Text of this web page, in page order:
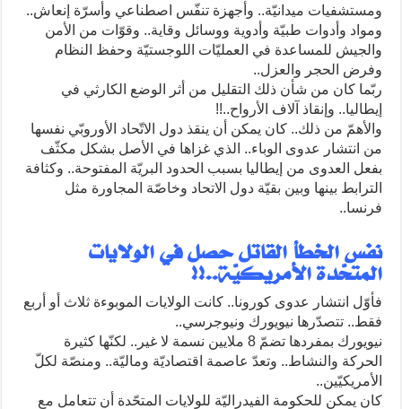
ومستشفيات ميدانيّة.. وأجهزة تنفّس اصطناعي وأسرّة إنعاش..
ومواد وأدوات طبيّة وأدوية ووسائل وقاية.. وقوّات من الأمن
والجيش للمساعدة في العمليّات اللوجستيّة وحفظ النظام
وفرض الحجر والعزل..
ربّما كان من شأن ذلك التقليل من أثر الوضع الكارثي في
إيطاليا.. وإنقاذ آلاف الأرواح..!!
والأهمّ من ذلك.. كان يمكن أن ينقذ دول الاتّحاد الأوروبّي نفسها
من انتشار عدوى الوباء.. الذي غزاها في الأصل بشكل مكثّف
بفعل العدوى من إيطاليا بسبب الحدود البريّة المفتوحة.. وكثافة
الترابط بينها وبين بقيّة دول الاتحاد وخاصّة المجاورة مثل
فرنسا..
نفس الخطأ القاتل حصل في الولايات
المتحّدة الأمريكيّة..!!
فأوّل انتشار عدوى كورونا.. كانت الولايات الموبوءة ثلاث أو أربع
فقط.. تتصدّرها نيويورك ونيوجرسي..
نيويورك بمفردها تضمّ 8 ملايين نسمة لا غير.. لكنّها كثيرة
الحركة والنشاط.. وتعدّ عاصمة اقتصاديّة وماليّة.. ومنصّة لكلّ
الأمريكيّين..
كان يمكن للحكومة الفيدراليّة للولايات المتحّدة أن تتعامل مع